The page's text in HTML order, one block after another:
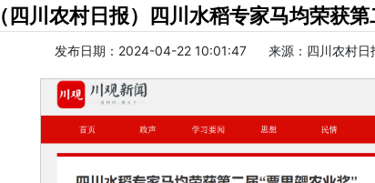
（四川农村日报）四川水稻专家马均荣获
发布日期：2024-04-22 10:01:47 来源：四川农村日